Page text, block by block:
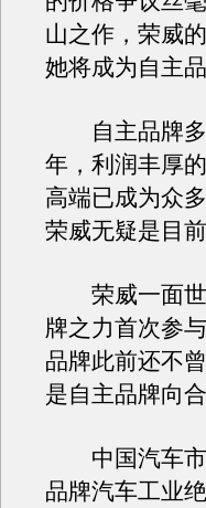
山之作，荣威
她将成为自主
自主品牌多
年，利润丰厚
高端已成为众
荣威无疑是目
荣威一面世
牌之力首次参
品牌此前还不
是自主品牌向
中国汽车市
品牌汽车工业